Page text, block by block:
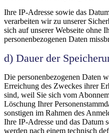
Ihre IP-Adresse sowie das
verarbeiten wir zu unserer
sich auf unserer Webseite ohne
personenbezogenen Daten
d) Dauer der
Die personenbezogenen Daten
Erreichung des Zweckes ihrer
sind, weil Sie sich vom
Löschung Ihrer
sonstigen im Rahmen des
Ihre IP-Adresse und das Datum
werden nach einem technisch